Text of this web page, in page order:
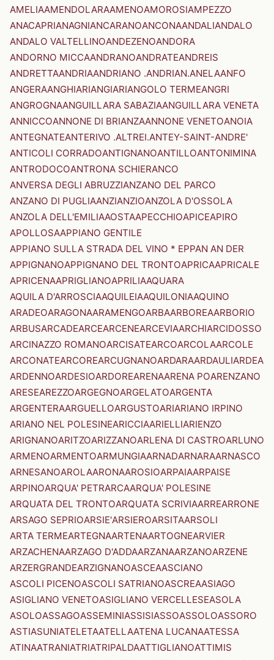
AMELIAAMENDOLARAAMENOAMOROSIAMPEZZO
ANACAPRIANAGNIANCARANOANCONAANDALIANDALO
ANDALO VALTELLINOANDEZENOANDORA
ANDORNO MICCAANDRANOANDRATEANDREIS
ANDRETTAANDRIAANDRIANO .ANDRIAN.ANELAANFO
ANGERAANGHIARIANGIARIANGOLO TERMEANGRI
ANGROGNAANGUILLARA SABAZIAANGUILLARA VENETA
ANNICCOANNONE DI BRIANZAANNONE VENETOANOIA
ANTEGNATEANTERIVO .ALTREI.ANTEY-SAINT-ANDRE'
ANTICOLI CORRADOANTIGNANOANTILLOANTONIMINA
ANTRODOCOANTRONA SCHIERANCO
ANVERSA DEGLI ABRUZZIANZANO DEL PARCO
ANZANO DI PUGLIAANZIANZIOANZOLA D'OSSOLA
ANZOLA DELL'EMILIAAOSTAAPECCHIOAPICEAPIRO
APOLLOSAAPPIANO GENTILE
APPIANO SULLA STRADA DEL VINO * EPPAN AN DER
APPIGNANOAPPIGNANO DEL TRONTOAPRICAAPRICALE
APRICENAAPRIGLIANOAPRILIAAQUARA
AQUILA D'ARROSCIAAQUILEIAAQUILONIAAQUINO
ARADEOARAGONAARAMENGOARBAARBOREAARBORIO
ARBUSARCADEARCEARCENEARCEVIAARCHIARCIDOSSO
ARCINAZZO ROMANOARCISATEARCOARCOLAARCOLE
ARCONATEARCOREARCUGNANOARDARAARDAULIARDEA
ARDENNOARDESIOARDOREARENAARENA POARENZANO
ARESEAREZZOARGEGNOARGELATOARGENTA
ARGENTERAARGUELLOARGUSTOARIARIANO IRPINO
ARIANO NEL POLESINEARICCIAARIELLIARIENZO
ARIGNANOARITZOARIZZANOARLENA DI CASTROARLUNO
ARMENOARMENTOARMUNGIAARNADARNARAARNASCO
ARNESANOAROLAARONAAROSIOARPAIAARPAISE
ARPINOARQUA' PETRARCAARQUA' POLESINE
ARQUATA DEL TRONTOARQUATA SCRIVIAARREARRONE
ARSAGO SEPRIOARSIE'ARSIEROARSITAARSOLI
ARTA TERMEARTEGNAARTENAARTOGNEARVIER
ARZACHENAARZAGO D'ADDAARZANAARZANOARZENE
ARZERGRANDEARZIGNANOASCEAASCIANO
ASCOLI PICENOASCOLI SATRIANOASCREAASIAGO
ASIGLIANO VENETOASIGLIANO VERCELLESEASOLA
ASOLOASSAGOASSEMINIASSISIASSOASSOLOASSORO
ASTIASUNIATELETAATELLAATENA LUCANAATESSA
ATINAATRANIATRIATRIPALDAATTIGLIANOATTIMIS